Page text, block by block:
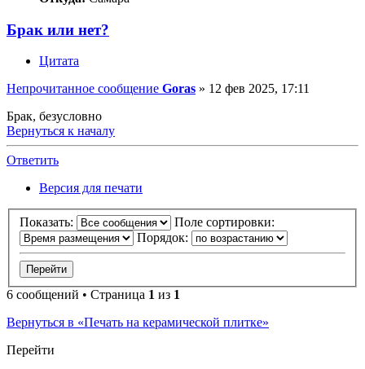
Брак или нет?
Цитата
Непрочитанное сообщение Goras » 12 фев 2025, 17:11
Брак, безусловно
Вернуться к началу
Ответить
Версия для печати
Показать:
Поле сортировки:
Порядок:
6 сообщений • Страница 1 из 1
Вернуться в «Печать на керамической плитке»
Перейти